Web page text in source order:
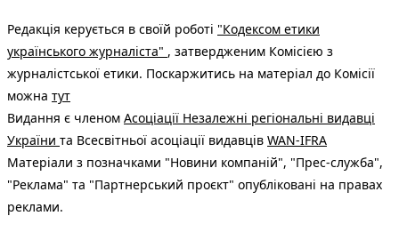
Редакція керується в своїй роботі "Кодексом етики
українського журналіста" , затвердженим Комісією з
журналістської етики. Поскаржитись на матеріал до Комісії
можна тут
Видання є членом Асоціації Незалежні регіональні видавці
України та Всесвітньої асоціації видавців WAN-IFRA
Матеріали з позначками "Новини компаній", "Прес-служба",
"Реклама" та "Партнерський проєкт" опубліковані на правах
реклами.